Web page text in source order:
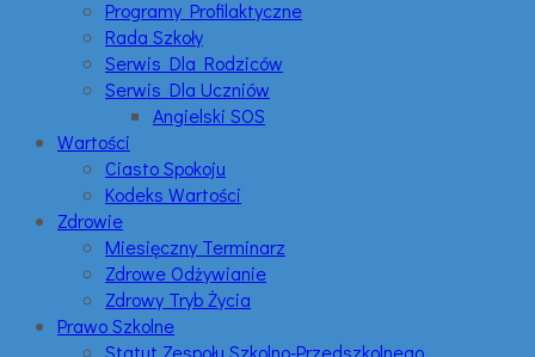
Programy Profilaktyczne
Rada Szkoły
Serwis Dla Rodziców
Serwis Dla Uczniów
Angielski SOS
Wartości
Ciasto Spokoju
Kodeks Wartości
Zdrowie
Miesięczny Terminarz
Zdrowe Odżywianie
Zdrowy Tryb Życia
Prawo Szkolne
Statut Zespołu Szkolno-Przedszkolnego